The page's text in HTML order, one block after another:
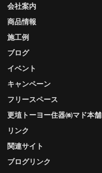
会社案内
商品情報
施工例
ブログ
イベント
キャンペーン
フリースペース
更埴トーヨー住器㈱マド本舗
リンク
関連サイト
ブログリンク